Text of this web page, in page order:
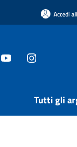
Accedi
Tutti gli